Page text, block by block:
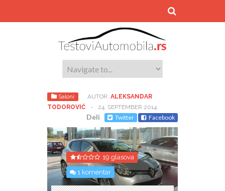
Saloni AUTOR: ALEKSANDAR
TODOROVIĆ
- 24. SEPTEMBER 2014.
Deli Twitter Facebook
19 glasova
1 komentar